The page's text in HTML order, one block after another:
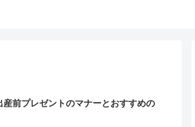
産前プレゼントのマナーとおすすめの